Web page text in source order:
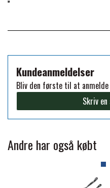
PREMIER
PREMIER
PREMIER
PREMIER
Kundeanmeldelser
Bliv den første til at anmelde
Skriv
Andre har også købt